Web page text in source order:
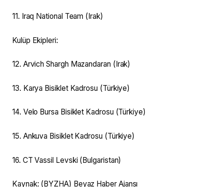
11. Iraq National Team (Irak)
Kulüp Ekipleri:
12. Arvich Shargh Mazandaran (Irak)
13. Karya Bisiklet Kadrosu (Türkiye)
14. Velo Bursa Bisiklet Kadrosu (Türkiye)
15. Ankuva Bisiklet Kadrosu (Türkiye)
16. CT Vassil Levski (Bulgaristan)
Kaynak: (BYZHA) Beyaz Haber Ajansı